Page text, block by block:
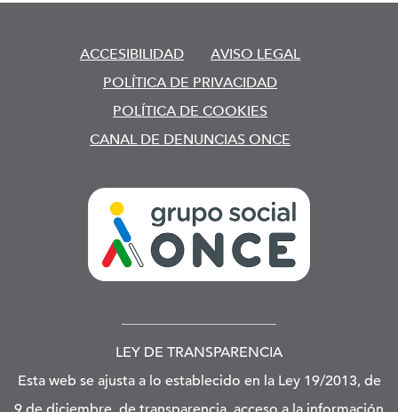
ACCESIBILIDAD
AVISO LEGAL
POLÍTICA DE PRIVACIDAD
POLÍTICA DE COOKIES
CANAL DE DENUNCIAS ONCE
LEY DE TRANSPARENCIA
Esta web se ajusta a lo establecido en la Ley 19/2013, de